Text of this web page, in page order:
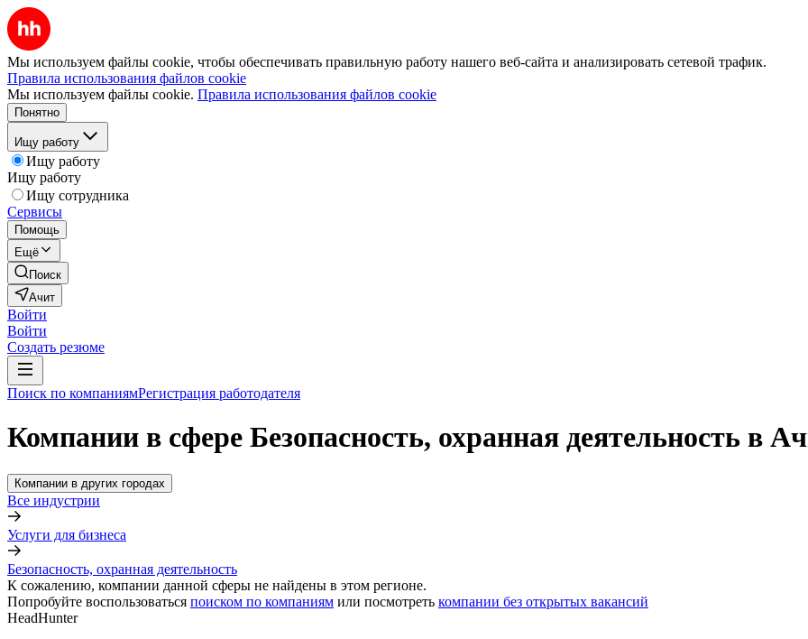
Мы используем файлы cookie, чтобы обеспечивать правильную работу нашего веб-сайта и анализировать сетевой трафик.
Правила использования файлов cookie
Мы используем файлы cookie. Правила использования файлов cookie
Понятно
Ищу работу
Ищу работу
Ищу работу
Ищу сотрудника
Сервисы
Помощь
Ещё
Поиск
Ачит
Войти
Войти
Создать резюме
Поиск по компаниямРегистрация работодателя
Компании в сфере Безопасность, охранная деятельность в
Компании в других городах
Все индустрии
Услуги для бизнеса
Безопасность, охранная деятельность
К сожалению, компании данной сферы не найдены в этом регионе.
Попробуйте воспользоваться поиском по компаниям или посмотреть компании без открытых вакансий
HeadHunter